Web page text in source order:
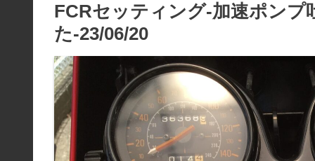
FCRセッティング-加速ポン
た-23/06/20